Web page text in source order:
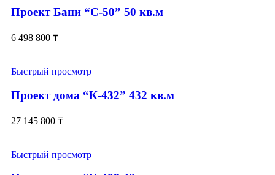
Проект Бани “С-50” 50 кв.м
6 498 800 ₸
Быстрый просмотр
Проект дома “К-432” 432 кв.м
27 145 800 ₸
Быстрый просмотр